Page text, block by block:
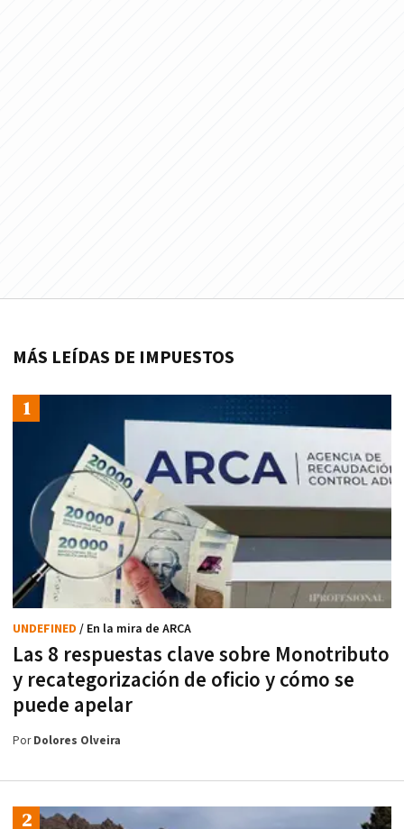
MÁS LEÍDAS DE IMPUESTOS
Las 8 respuestas clave sobre Monotributo
y recategorización de oficio y cómo se
puede apelar
UNDEFINED / En la mira de ARCA
PorDolores Olveira